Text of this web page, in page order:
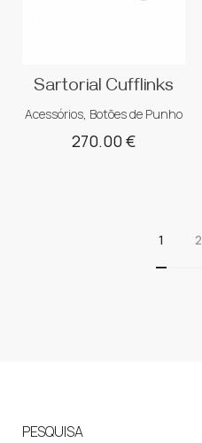
Sartorial Cufflinks
Acessórios, Botões de Punho
270.00€
1 2
PESQUISA